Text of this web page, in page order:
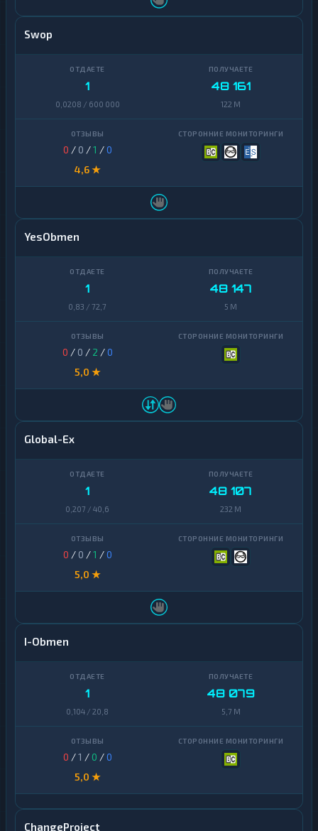
Swop
1
0,0208 / 600 000
48 161
122 M
0 / 0 /1 /0
4,6 ★
YesObmen
1
0,83 / 72,7
48 147
5 M
0 / 0 / 2 /0
5,0 ★
Global-Ex
1
0,207 / 40,6
48 107
232 M
0 / 0 /1 /0
5,0 ★
I-Obmen
1
0,104 / 20,8
48 079
5,7 M
0 /1 /0 /0
5,0 ★
ChangeProject